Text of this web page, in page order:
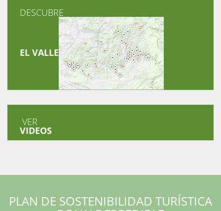
DESCUBRE
EL VALLE
VER
VIDEOS
PLAN DE SOSTENIBILIDAD TURÍSTICA